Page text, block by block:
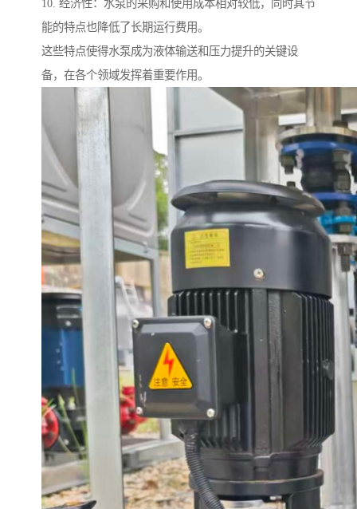
10. 经济性：水泵的采购和使用成本相对较低，同时其节
能的特点也降低了长期运行费用。
这些特点使得水泵成为液体输送和压力提升的关键设
备，在各个领域发挥着重要作用。